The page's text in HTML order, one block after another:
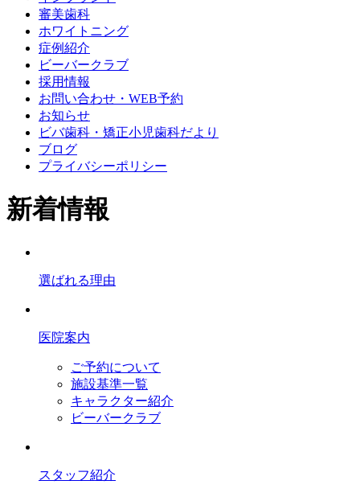
審美歯科
ホワイトニング
症例紹介
ビーバークラブ
採用情報
お問い合わせ・WEB予約
お知らせ
ビバ歯科・矯正小児歯科だより
ブログ
プライバシーポリシー
新着情報
選ばれる理由
医院案内
ご予約について
施設基準一覧
キャラクター紹介
ビーバークラブ
スタッフ紹介